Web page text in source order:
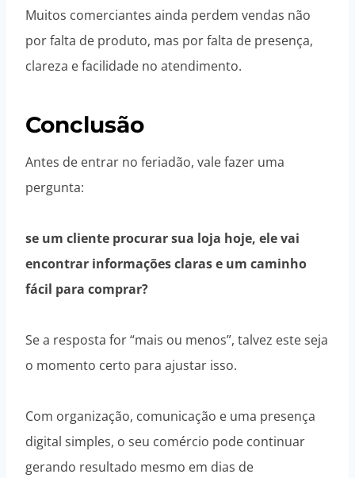
Muitos comerciantes ainda perdem vendas não
por falta de produto, mas por falta de presença,
clareza e facilidade no atendimento.
Conclusão
Antes de entrar no feriadão, vale fazer uma
pergunta:
se um cliente procurar sua loja hoje, ele vai
encontrar informações claras e um caminho
fácil para comprar?
Se a resposta for “mais ou menos”, talvez este seja
o momento certo para ajustar isso.
Com organização, comunicação e uma presença
digital simples, o seu comércio pode continuar
gerando resultado mesmo em dias de